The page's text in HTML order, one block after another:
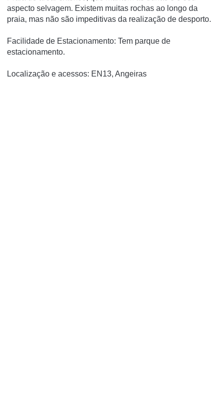
aspecto selvagem. Existem muitas rochas ao longo da
praia, mas não são impeditivas da realização de desporto.
Facilidade de Estacionamento: Tem parque de
estacionamento.
Localização e acessos: EN13, Angeiras